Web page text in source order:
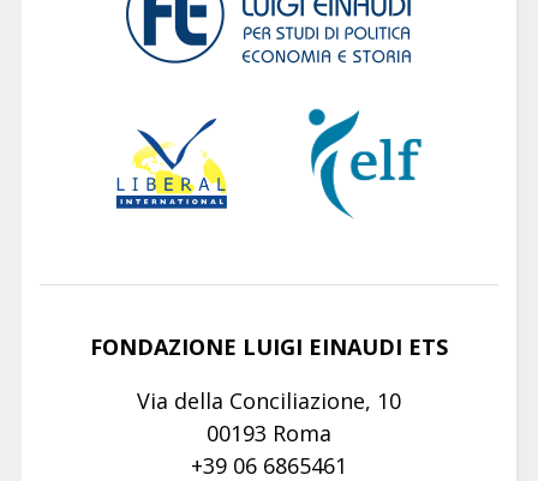
FONDAZIONE LUIGI EINAUDI ETS
Via della Conciliazione, 10
00193 Roma
+39 06 6865461